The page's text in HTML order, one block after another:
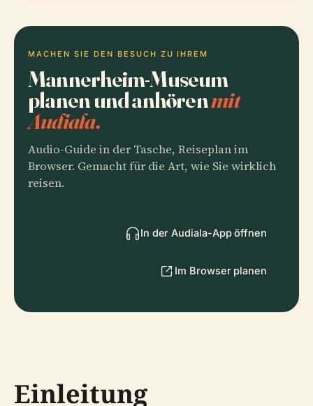
MACHEN SIE DEN BESUCH ZU IHREM
Mannerheim-Museum
planen und anhörenmit
Audiala.
Audio-Guide in der Tasche, Reiseplan im
Browser. Gemacht für die Art, wie Sie wirklich
reisen.
In der Audiala-App öffnen
Im Browser planen
Einleitung